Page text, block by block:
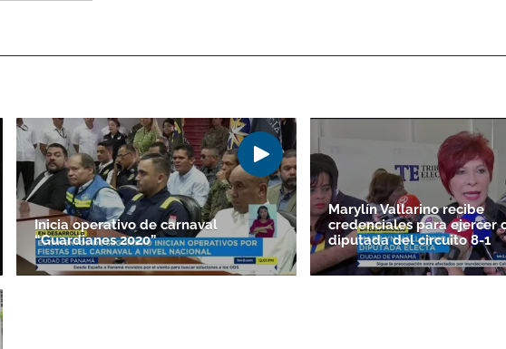
Inicia operativo de carnaval
“Guardianes 2020”
Marylín Vallarino recibe
credenciales para ejercer
diputada del circuito 8-1